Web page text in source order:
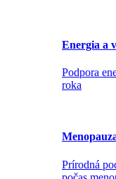
Energia a
Podpora
roka
Prírodná